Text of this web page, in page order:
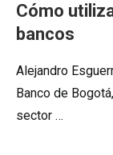
Cómo
bancos
Alejandro
Banco de
sector …